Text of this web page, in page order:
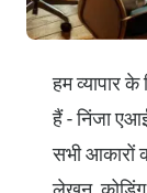
हम व्यापार
हैं - निंजा
सभी आकारों